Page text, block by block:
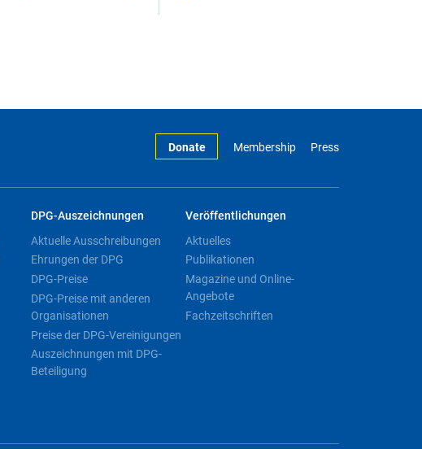
Donate Membership Press
DPG-Auszeichnungen
Aktuelle Ausschreibungen
Ehrungen der DPG
DPG-Preise
DPG-Preise mit anderen
Organisationen
Preise der DPG-Vereinigungen
Auszeichnungen mit DPG-
Beteiligung
Veröffentlichungen
Aktuelles
Publikationen
Magazine und Online-
Angebote
Fachzeitschriften